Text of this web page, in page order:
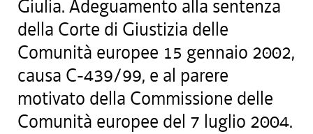
Giulia. Adeguamento alla sentenza
della Corte di Giustizia delle
Comunità europee 15 gennaio 2002,
causa C-439/99, e al parere
motivato della Commissione delle
Comunità europee del 7 luglio 2004.